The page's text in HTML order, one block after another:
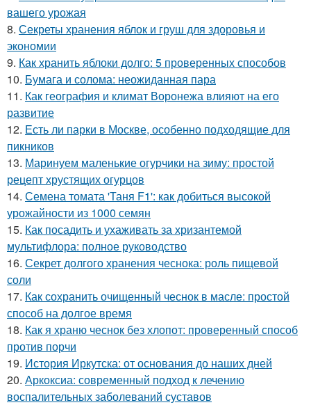
вашего урожая
8. Секреты хранения яблок и груш для здоровья и
экономии
9. Как хранить яблоки долго: 5 проверенных способов
10. Бумага и солома: неожиданная пара
11. Как география и климат Воронежа влияют на его
развитие
12. Есть ли парки в Москве, особенно подходящие для
пикников
13. Маринуем маленькие огурчики на зиму: простой
рецепт хрустящих огурцов
14. Семена томата 'Таня F1': как добиться высокой
урожайности из 1000 семян
15. Как посадить и ухаживать за хризантемой
мультифлора: полное руководство
16. Секрет долгого хранения чеснока: роль пищевой
соли
17. Как сохранить очищенный чеснок в масле: простой
способ на долгое время
18. Как я храню чеснок без хлопот: проверенный способ
против порчи
19. История Иркутска: от основания до наших дней
20. Аркоксиа: современный подход к лечению
воспалительных заболеваний суставов